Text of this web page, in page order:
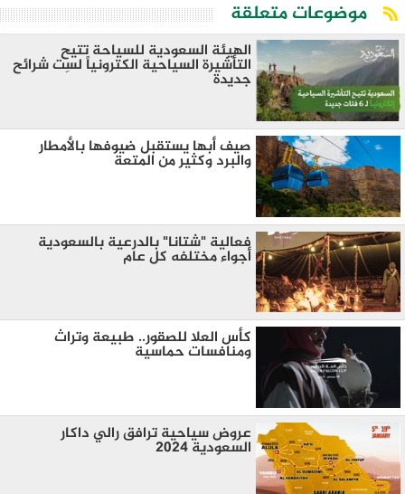
موضوعات متعلقة
الهيئة السعودية للسياحة تتيح
التأشيرة السياحية الكترونياً لسِت شرائح
جديدة
صيف أبها يستقبل ضيوفها بالأمطار
والبرد وكثير من المتعة
فعالية "شتانا" بالدرعية بالسعودية
أجواء مختلفه كل عام
كأس العلا للصقور.. طبيعة وتراث
ومنافسات حماسية
عروض سياحية ترافق رالي داكار
السعودية 2024